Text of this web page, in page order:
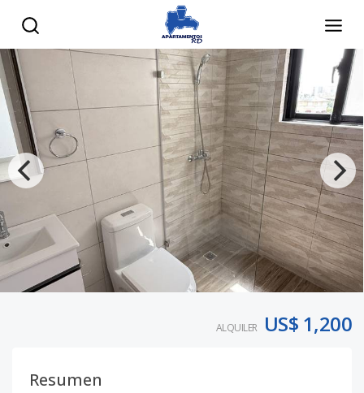
ALQUILER US$ 1,200
Resumen